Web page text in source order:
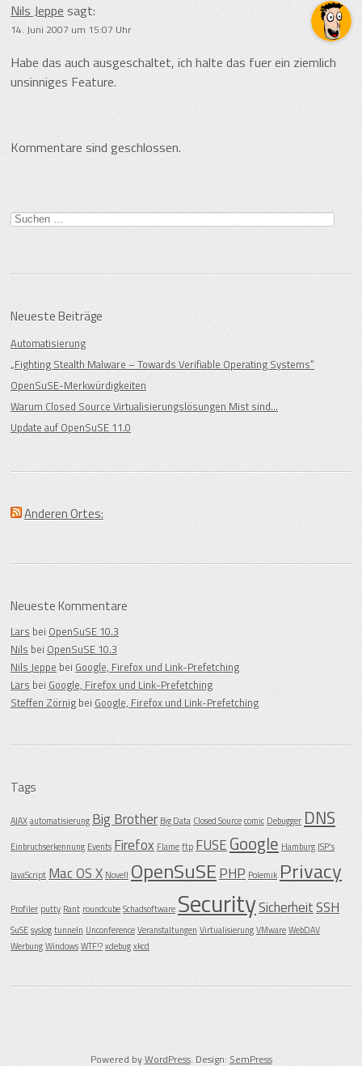
Nils Jeppe sagt:
14. Juni 2007 um 15:07 Uhr
Habe das auch ausgeschaltet, ich halte das fuer ein ziemlich
unsinniges Feature.
Kommentare sind geschlossen.
Suche
nach:
Neueste Beiträge
Automatisierung
„Fighting Stealth Malware – Towards Verifiable Operating Systems“
OpenSuSE-Merkwürdigkeiten
Warum Closed Source Virtualisierungslösungen Mist sind…
Update auf OpenSuSE 11.0
Anderen Ortes:
Neueste Kommentare
Lars bei OpenSuSE 10.3
Nils bei OpenSuSE 10.3
Nils Jeppe bei Google, Firefox und Link-Prefetching
Lars bei Google, Firefox und Link-Prefetching
Steffen Zörnig bei Google, Firefox und Link-Prefetching
Tags
AJAXautomatisierungBig Brother Big Data Closed Sourcecomic Debugger DNS
Einbruchserkennung EventsFirefox FlameftpFUSEGoogle Hamburg ISP's
JavaScriptMac OS X Novell OpenSuSEPHP Polemik Privacy
Profiler putty Rant roundcubeSchadsoftware SecuritySicherheitSSH
SuSEsyslogtunneln UnconferenceVeranstaltungen VirtualisierungVMwareWebDAV
WerbungWindowsWTF!?xdebugxkcd
Powered byWordPress. Design: SemPress